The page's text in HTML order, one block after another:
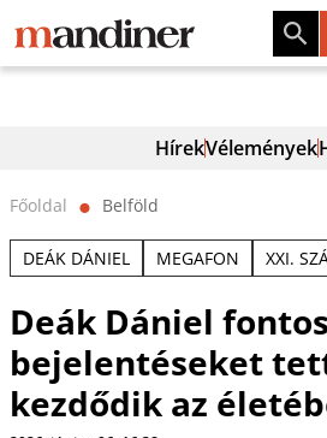
HírekVélemények
Főoldal ⬤ Belföld
DEÁK DÁNIEL MEGAFON XXI.
Deák Dániel fontos
bejelentéseket
kezdődik az